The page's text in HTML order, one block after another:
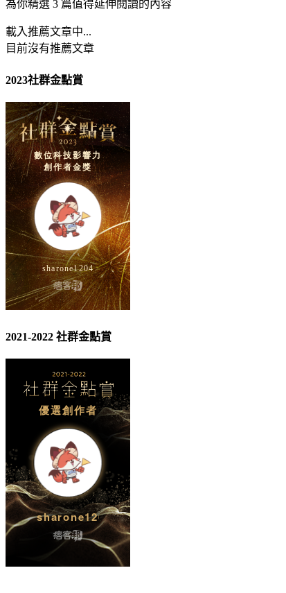
為你精選 3 篇值得延伸閱讀的內容
載入推薦文章中...
目前沒有推薦文章
2023社群金點賞
2021-2022 社群金點賞